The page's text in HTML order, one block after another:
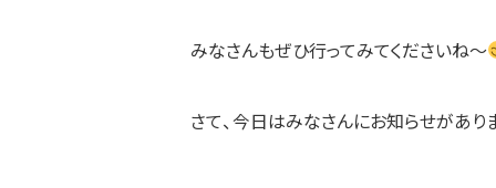
みなさんもぜひ行ってみてくださいね～
さて、今日はみなさんにお知らせがあり